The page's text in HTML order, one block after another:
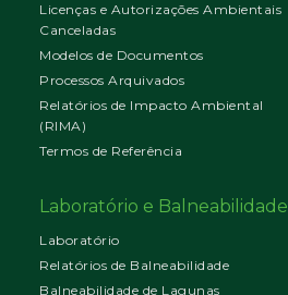
Licenças e Autorizações Ambientais
Canceladas
Modelos de Documentos
Processos Arquivados
Relatórios de Impacto Ambiental
(RIMA)
Termos de Referência
Laboratório e Balneabilidade
Laboratório
Relatórios de Balneabilidade
Balneabilidade de Lagunas